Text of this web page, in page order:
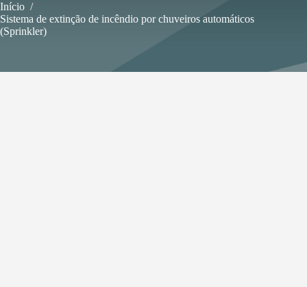
Início /
Sistema de extinção de incêndio por chuveiros automáticos
(Sprinkler)